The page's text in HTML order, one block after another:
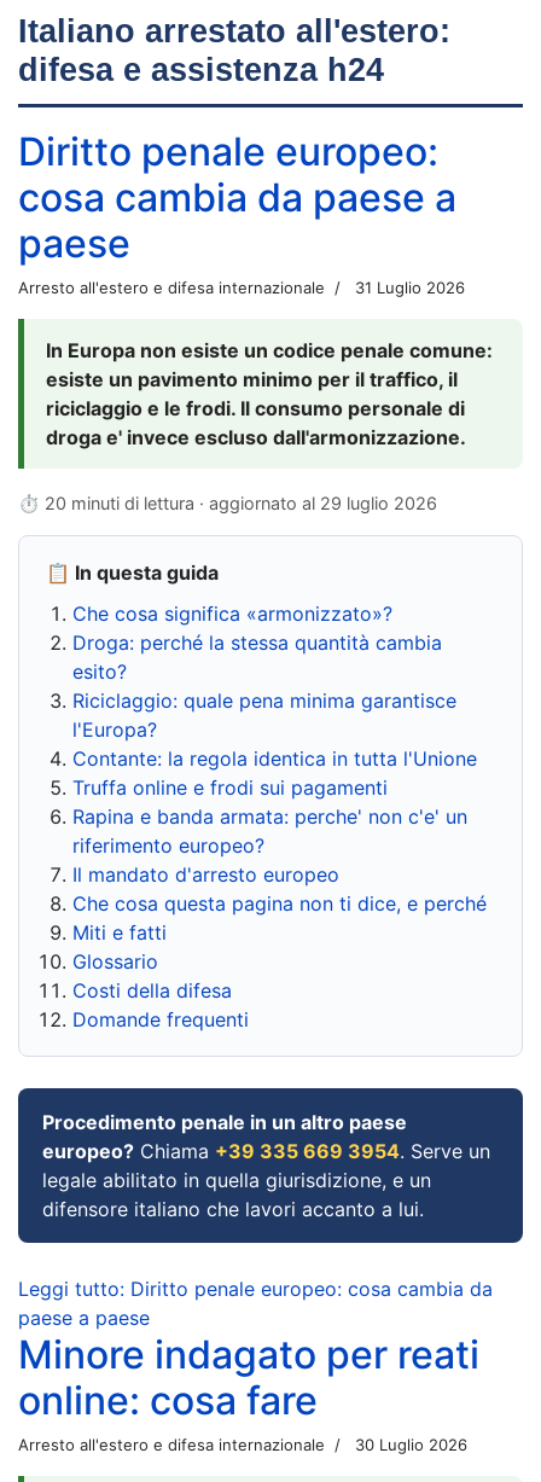
Italiano arrestato all'estero:
difesa e assistenza h24
Diritto penale europeo:
cosa cambia da paese a
paese
Arresto all'estero e difesa internazionale 31 Luglio 2026
In Europa non esiste un codice penale comune:
esiste un pavimento minimo per il traffico, il
riciclaggio e le frodi. Il consumo personale di
droga e' invece escluso dall'armonizzazione.
⏱ 20 minuti di lettura · aggiornato al 29 luglio 2026
📋 In questa guida
Che cosa significa «armonizzato»?
Droga: perché la stessa quantità cambia
esito?
Riciclaggio: quale pena minima garantisce
l'Europa?
Contante: la regola identica in tutta l'Unione
Truffa online e frodi sui pagamenti
Rapina e banda armata: perche' non c'e' un
riferimento europeo?
Il mandato d'arresto europeo
Che cosa questa pagina non ti dice, e perché
Miti e fatti
Glossario
Costi della difesa
Domande frequenti
Procedimento penale in un altro paese
europeo? Chiama +39 335 669 3954. Serve un
legale abilitato in quella giurisdizione, e un
difensore italiano che lavori accanto a lui.
Leggi tutto: Diritto penale europeo: cosa cambia da
paese a paese
Minore indagato per reati
online: cosa fare
Arresto all'estero e difesa internazionale 30 Luglio 2026